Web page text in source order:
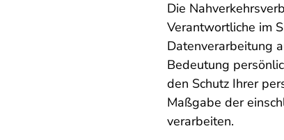
Die
Verantwortliche im
Datenverarbeitung
Bedeutung
den Schutz Ihrer
Maßgabe der
verarbeiten.